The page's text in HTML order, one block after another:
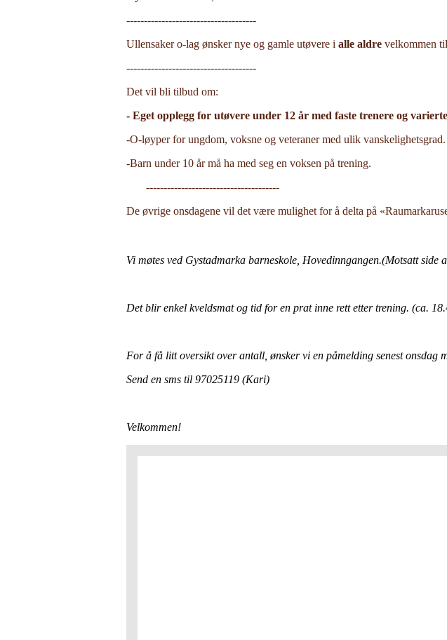
-------------------------------------
Ullensaker o-lag ønsker nye og gamle utøvere i alle aldre velkommen
-------------------------------------
Det vil bli tilbud om:
- Eget opplegg for utøvere under 12 år med faste trenere og
-O-løyper for ungdom, voksne og veteraner med ulik
-Barn under 10 år må ha med seg en voksen på trening.
--------------------------------------
De øvrige onsdagene vil det være mulighet for å delta på
Vi møtes ved Gystadmarka barneskole, Hovedinngangen.(Motsatt side
Det blir enkel kveldsmat og tid for en prat inne rett etter trening. (ca.
For å få litt oversikt over antall, ønsker vi en påmelding senest onsdag
Send en sms til 97025119 (Kari)
Velkommen!